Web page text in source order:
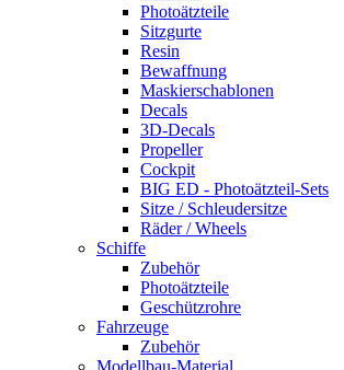
Photoätzteile
Sitzgurte
Resin
Bewaffnung
Maskierschablonen
Decals
3D-Decals
Propeller
Cockpit
BIG ED - Photoätzteil-Sets
Sitze / Schleudersitze
Räder / Wheels
Schiffe
Zubehör
Photoätzteile
Geschützrohre
Fahrzeuge
Zubehör
Modellbau-Material